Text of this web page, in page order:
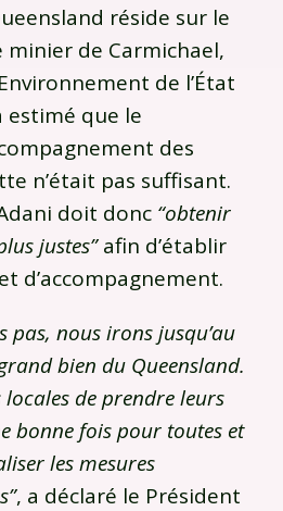
réside sur le
de Carmichael,
de l’État
estimé que le
des
n’était pas suffisant.
doit donc “obtenir
justes”afin d’établir
d’accompagnement.
pas, nous irons jusqu’au
bien du Queensland.
locales de prendre leurs
bonne fois pour toutes et
les mesures
, a déclaré le Président